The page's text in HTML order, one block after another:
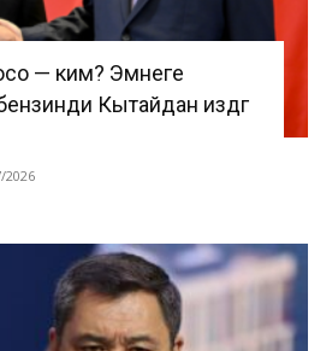
— ким? Эмнеге
Кытайдан издөөгө
2026